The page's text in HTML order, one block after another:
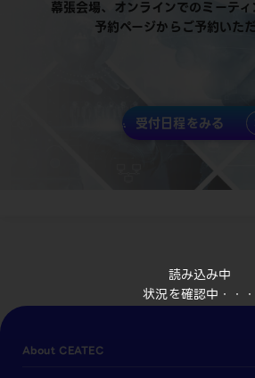
読み込み中
状況を確認中・・・
幕張会場、オンラインでのミーティ
予約ページからご予約いただ
受付日程をみる
About CEATEC